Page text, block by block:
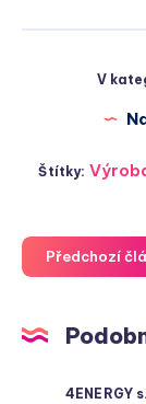
V
Štítky:
Předchozí
4ENERGY